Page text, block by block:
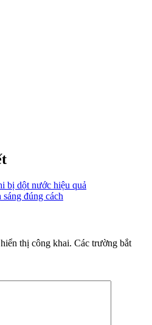
bị dột nước hiệu quả
đúng cách
thị công khai. Các trường bắt